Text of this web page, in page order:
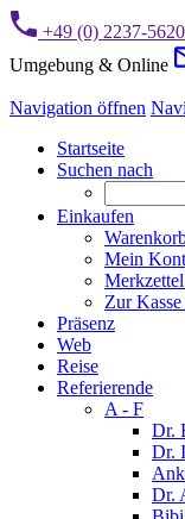
+49 (0) 2237-
Umgebung & Online
Navigation öffnen
Startseite
Suchen nach
Einkaufen
Mein
Zur Kasse
Präsenz
Web
Reise
Referierende
A - F
Dr.
Dr.
Dr.